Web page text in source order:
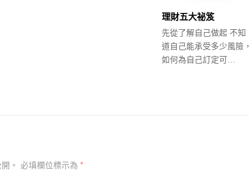
理財五大祕笈
先從了解自己做起 不知
道自己能承受多少風險，
如何為自己訂定可…
。 必填欄位標示為 *